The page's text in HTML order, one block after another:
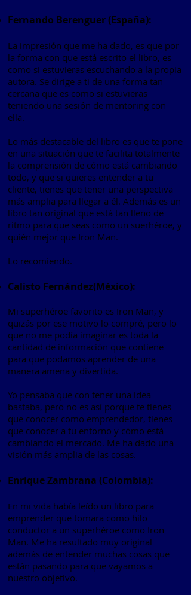
Fernando Berenguer (España):
La impresión que me ha dado, es que por
la forma con que está escrito el libro, es
como si estuvieras escuchando a la propia
autora. Se dirige a ti de una forma tan
cercana que es como si estuvieras
teniendo una sesión de mentoring con
ella.
Lo más destacable del libro es que te pone
en una situación que te facilita totalmente
la comprensión de cómo está cambiando
todo, y que si quieres entender a tu
cliente, tienes que tener una perspectiva
más amplia para llegar a él. Además es un
libro tan original que está tan lleno de
ritmo para que seas como un suerhéroe, y
quién mejor que Iron Man.
Lo recomiendo.
Calisto Fernández(México):
Mi superhéroe favorito es Iron Man, y
quizás por ese motivo lo compré, pero lo
que no me podía imaginar es toda la
cantidad de información que contiene
para que podamos aprender de una
manera amena y divertida.
Yo pensaba que con tener una idea
bastaba, pero no es así porque te tienes
que conocer como emprendedor, tienes
que conocer a tu entorno y cómo está
cambiando el mercado. Me ha dado una
visión más amplia de las cosas.
Enrique Zambrana (Colombia):
En mi vida había leído un libro para
emprender que tomara como hilo
conductor a un superhéroe como Iron
Man. Me ha resultado muy original
además de entender muchas cosas que
están pasando para que vayamos a
nuestro objetivo.